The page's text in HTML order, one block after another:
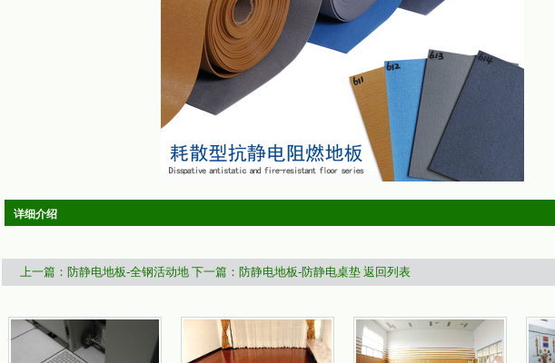
详细介绍
上一篇：防静电地板-全钢活动地 下一篇：防静电地板-防静电桌垫 返回列表